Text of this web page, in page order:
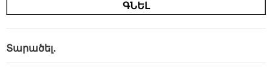
ԳՆԵԼ
Տարածել․